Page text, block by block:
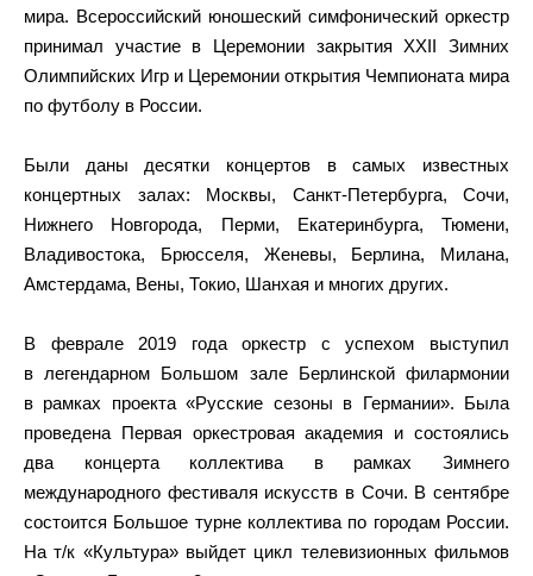
мира. Всероссийский юношеский симфонический оркестр
принимал участие в Церемонии закрытия XXII Зимних
Олимпийских Игр и Церемонии открытия Чемпионата мира
по футболу в России.
Были даны десятки концертов в самых известных
концертных залах: Москвы, Санкт-Петербурга, Сочи,
Нижнего Новгорода, Перми, Екатеринбурга, Тюмени,
Владивостока, Брюсселя, Женевы, Берлина, Милана,
Амстердама, Вены, Токио, Шанхая и многих других.
В феврале 2019 года оркестр с успехом выступил
в легендарном Большом зале Берлинской филармонии
в рамках проекта «Русские сезоны в Германии». Была
проведена Первая оркестровая академия и состоялись
два концерта коллектива в рамках Зимнего
международного фестиваля искусств в Сочи. В сентябре
состоится Большое турне коллектива по городам России.
На т/к «Культура» выйдет цикл телевизионных фильмов